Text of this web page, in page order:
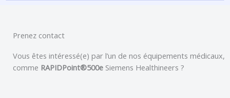
Prenez contact
Vous êtes intéressé(e) par l’un de nos équipements médicaux,
comme RAPIDPoint®500e Siemens Healthineers ?